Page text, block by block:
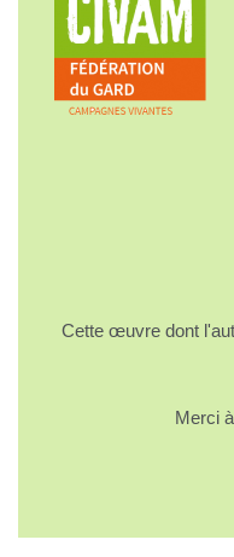
Cette œuvre dont
Merci